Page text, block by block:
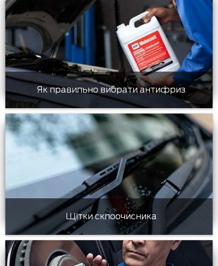
Як правильно вибрати антифриз
Щітки склоочисника